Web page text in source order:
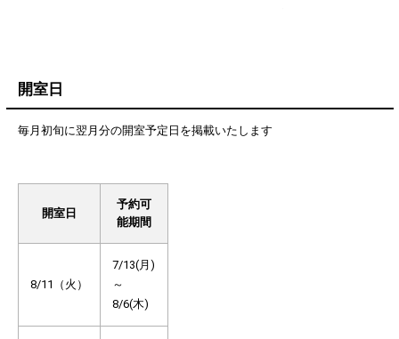
開室日
毎月初旬に翌月分の開室予定日を掲載いたします
開室日
予約可
能期間
8/11（火）
7/13(月)
～
8/6(木)